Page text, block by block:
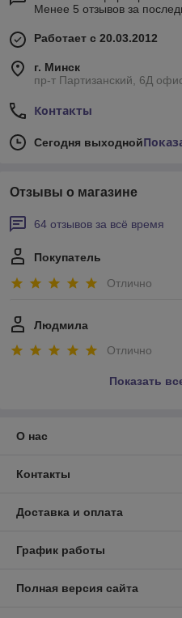
Менее 5 отзывов за
Работает с 20.03.2012
г. Минск
пр-т Партизанский, 6Д
Контакты
Сегодня выходной
Отзывы о магазине
64 отзывов за всё время
Покупатель
Отлично
Людмила
Отлично
Показать
О нас
Контакты
Доставка и оплата
График работы
Полная версия сайта